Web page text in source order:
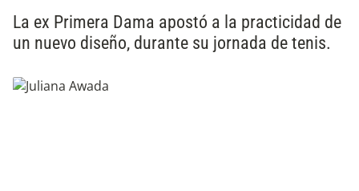
La ex Primera Dama apostó a la practicidad de
un nuevo diseño, durante su jornada de tenis.